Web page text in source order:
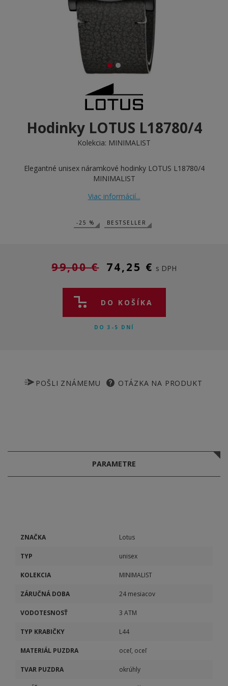
Hodinky LOTUS L18780/4
Kolekcia: MINIMALIST
Elegantné unisex náramkové hodinky LOTUS L18780/4
MINIMALIST
Viac informácií...
-25 % BESTSELLER
99,00 € 74,25 € s DPH
DO KOŠÍKA
DO 3-5 DNÍ
POŠLI ZNÁMEMU OTÁZKA NA PRODUKT
PARAMETRE
ZNAČKA Lotus
TYP unisex
KOLEKCIA MINIMALIST
ZÁRUČNÁ DOBA 24 mesiacov
VODOTESNOSŤ 3 ATM
TYP KRABIČKY L44
MATERIÁL PUZDRA oceľ, oceľ
TVAR PUZDRA okrúhly